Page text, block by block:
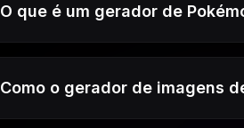
O que é um gerador de
Como o gerador de imagens